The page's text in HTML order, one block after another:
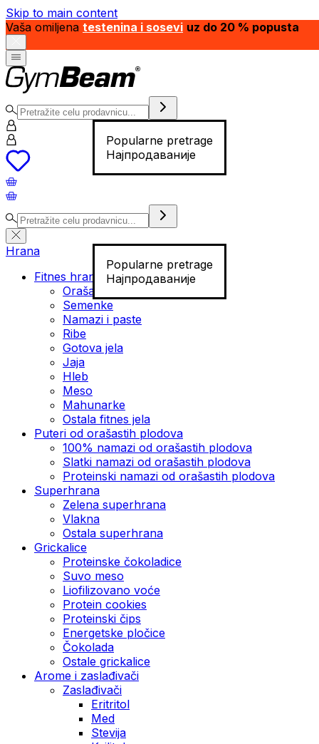
Skip to main content
Vaša omiljena testenina i sosevi uz do 20 % popusta
Popularne pretrage
Најпродаваније
Popularne pretrage
Најпродаваније
Hrana
Fitnes hrana
Orašasti plodovi
Semenke
Namazi i paste
Ribe
Gotova jela
Јаја
Hleb
Meso
Mahunarke
Ostala fitnes jela
Puteri od orašastih plodova
100% namazi od orašastih plodova
Slatki namazi od orašastih plodova
Proteinski namazi od orašastih plodova
Superhrana
Zelena superhrana
Vlakna
Ostala superhrana
Grickalice
Proteinske čokoladice
Suvo meso
Liofilizovano voće
Protein cookies
Proteinski čips
Energetske pločice
Čokolada
Ostale grickalice
Arome i zaslađivači
Zaslađivači
Eritritol
Med
Stevija